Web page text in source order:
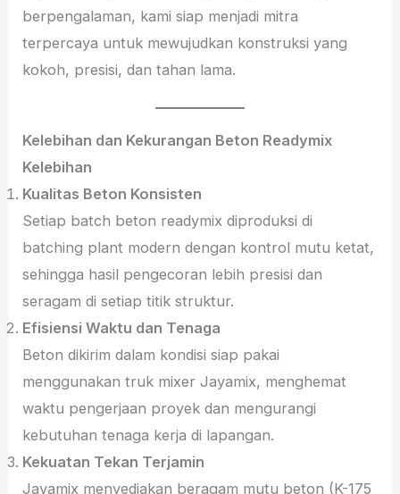
berpengalaman, kami siap menjadi mitra
terpercaya untuk mewujudkan konstruksi yang
kokoh, presisi, dan tahan lama.
Kelebihan dan Kekurangan Beton Readymix
Kelebihan
Kualitas Beton Konsisten
Setiap batch beton readymix diproduksi di
batching plant modern dengan kontrol mutu ketat,
sehingga hasil pengecoran lebih presisi dan
seragam di setiap titik struktur.
Efisiensi Waktu dan Tenaga
Beton dikirim dalam kondisi siap pakai
menggunakan truk mixer Jayamix, menghemat
waktu pengerjaan proyek dan mengurangi
kebutuhan tenaga kerja di lapangan.
Kekuatan Tekan Terjamin
Jayamix menyediakan beragam mutu beton (K-175